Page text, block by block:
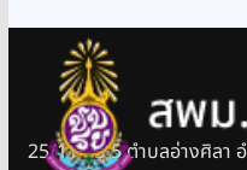
25/11 หมู่ 5 ตำบลอ่างศิลา